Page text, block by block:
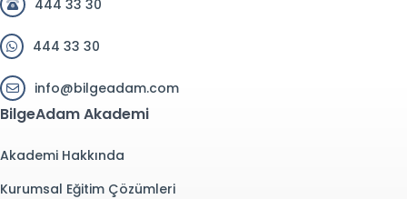
444 33 30
444 33 30
info@bilgeadam.com
BilgeAdam Akademi
Akademi Hakkında
Kurumsal Eğitim Çözümleri